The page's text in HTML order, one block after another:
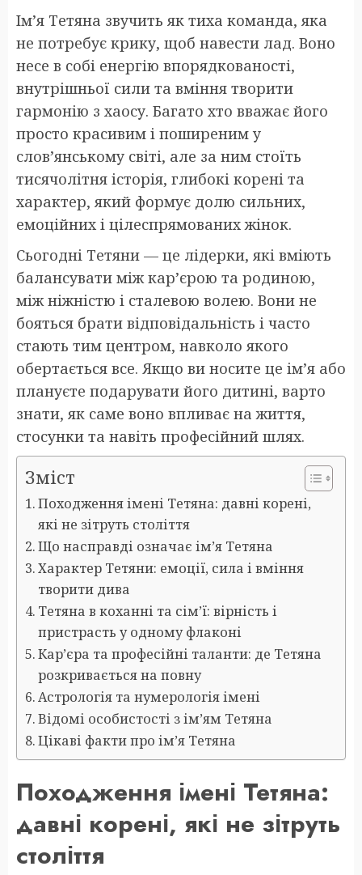
Ім’я Тетяна звучить як тиха команда, яка
не потребує крику, щоб навести лад. Воно
несе в собі енергію впорядкованості,
внутрішньої сили та вміння творити
гармонію з хаосу. Багато хто вважає його
просто красивим і поширеним у
слов’янському світі, але за ним стоїть
тисячолітня історія, глибокі корені та
характер, який формує долю сильних,
емоційних і цілеспрямованих жінок.
Сьогодні Тетяни — це лідерки, які вміють
балансувати між кар’єрою та родиною,
між ніжністю і сталевою волею. Вони не
бояться брати відповідальність і часто
стають тим центром, навколо якого
обертається все. Якщо ви носите це ім’я або
плануєте подарувати його дитині, варто
знати, як саме воно впливає на життя,
стосунки та навіть професійний шлях.
Зміст
Походження імені Тетяна: давні корені,
які не зітруть століття
Що насправді означає ім’я Тетяна
Характер Тетяни: емоції, сила і вміння
творити дива
Тетяна в коханні та сім’ї: вірність і
пристрасть у одному флаконі
Кар’єра та професійні таланти: де Тетяна
розкривається на повну
Астрологія та нумерологія імені
Відомі особистості з ім’ям Тетяна
Цікаві факти про ім’я Тетяна
Походження імені Тетяна:
давні корені, які не зітруть
століття